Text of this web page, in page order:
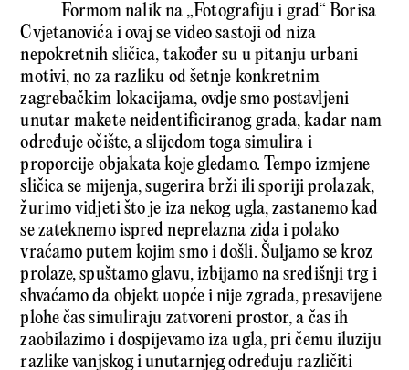
Formom nalik na „Fotografiju i grad“ Borisa
Cvjetanovića i ovaj se video sastoji od niza
nepokretnih sličica, također su u pitanju urbani
motivi, no za razliku od šetnje konkretnim
zagrebačkim lokacijama, ovdje smo postavljeni
unutar makete neidentificiranog grada, kadar nam
određuje očište, a slijedom toga simulira i
proporcije objakata koje gledamo. Tempo izmjene
sličica se mijenja, sugerira brži ili sporiji prolazak,
žurimo vidjeti što je iza nekog ugla, zastanemo kad
se zateknemo ispred neprelazna zida i polako
vraćamo putem kojim smo i došli. Šuljamo se kroz
prolaze, spuštamo glavu, izbijamo na središnji trg i
shvaćamo da objekt uopće i nije zgrada, presavijene
plohe čas simuliraju zatvoreni prostor, a čas ih
zaobilazimo i dospijevamo iza ugla, pri čemu iluziju
razlike vanjskog i unutarnjeg određuju različiti